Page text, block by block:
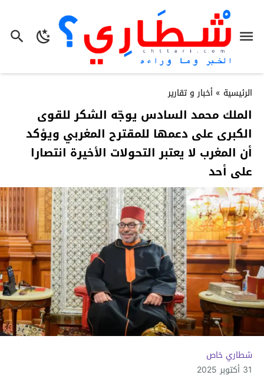
الرئيسية » أخبار و تقارير
الملك محمد السادس يوجّه الشكر للقوى
الكبرى على دعمها للمقترح المغربي ويؤكد
أن المغرب لا يعتبر التحولات الأخيرة انتصارا
على أحد
شطاري خاص
31 أكتوبر 2025